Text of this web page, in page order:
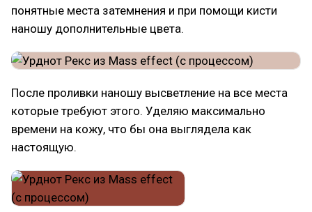
понятные места затемнения и при помощи кисти
наношу дополнительные цвета.
После проливки наношу высветление на все места
которые требуют этого. Уделяю максимально
времени на кожу, что бы она выглядела как
настоящую.